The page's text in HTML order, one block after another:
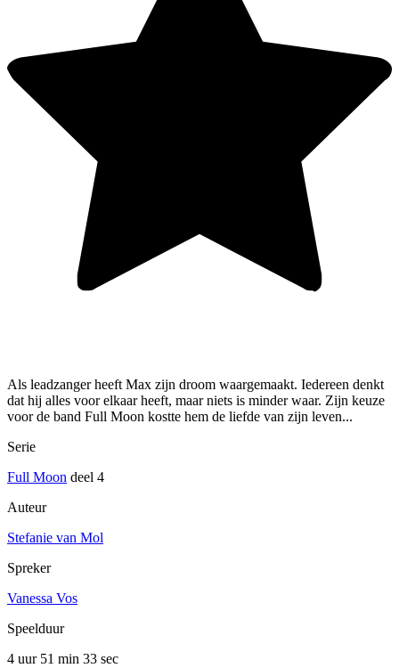
Als leadzanger heeft Max zijn droom waargemaakt. Iedereen denkt
dat hij alles voor elkaar heeft, maar niets is minder waar. Zijn keuze
voor de band Full Moon kostte hem de liefde van zijn leven...
Serie
Full Moon deel 4
Auteur
Stefanie van Mol
Spreker
Vanessa Vos
Speelduur
4 uur 51 min 33 sec